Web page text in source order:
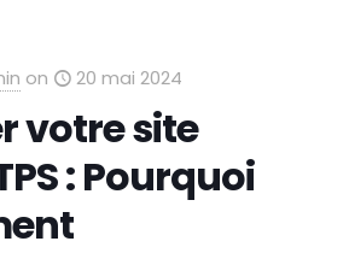
on 20 mai 2024
votre site
: Pourquoi